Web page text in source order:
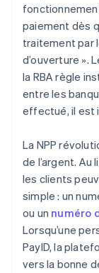
paiement dès
traitement par
d’ouverture ».
la RBA règle
entre les
effectué, il est
La NPP
de l’argent. Au
les clients
simple : un
ou un numéro
Lorsqu’une
PayID, la
vers la bonne